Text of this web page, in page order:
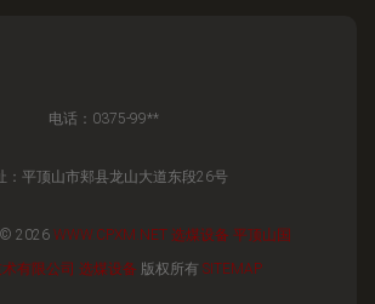
电话：0375-99**
：平顶山市郏县龙山大道东段26号
© 2026 WWW.CPXM.NET 选煤设备 平顶山国
有限公司 选煤设备 版权所有 SITEMAP